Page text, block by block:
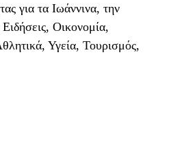
για τα Ιωάννινα, την
Οικονομία,
Υγεία, Τουρισμός,